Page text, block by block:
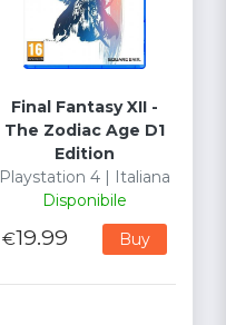
Final Fantasy XII -
The Zodiac Age D1
Edition
Playstation 4 | Italiana
Disponibile
€19.99 Buy